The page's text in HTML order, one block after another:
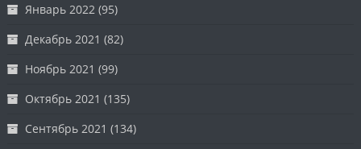
Январь 2022 (95)
Декабрь 2021 (82)
Ноябрь 2021 (99)
Октябрь 2021 (135)
Сентябрь 2021 (134)